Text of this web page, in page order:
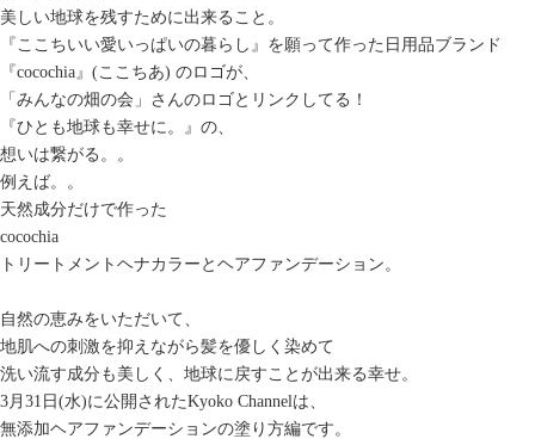
美しい地球を残すために出来ること。
『ここちいい愛いっぱいの暮らし』を願って作った日用品ブランド
『cocochia』(ここちあ) のロゴが、
「みんなの畑の会」さんのロゴとリンクしてる！
『ひとも地球も幸せに。』の、
想いは繋がる。。
例えば。。
天然成分だけで作った
cocochia
トリートメントヘナカラーとヘアファンデーション。
自然の恵みをいただいて、
地肌への刺激を抑えながら髪を優しく染めて
洗い流す成分も美しく、地球に戻すことが出来る幸せ。
3月31日(水)に公開されたKyoko Channelは、
無添加ヘアファンデーションの塗り方編です。